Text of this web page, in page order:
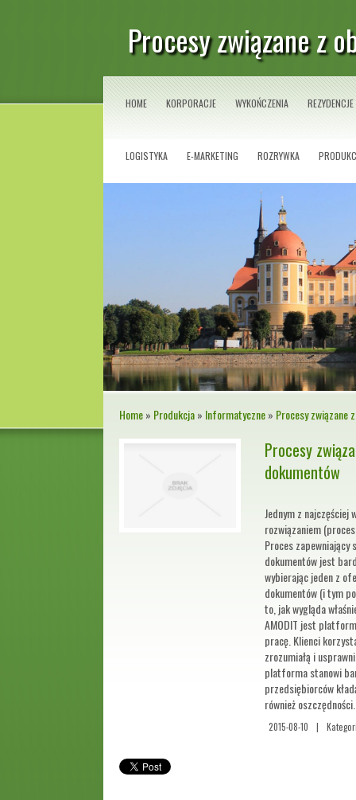
Procesy związane z
HOME KORPORACJE WYKOŃCZENIA REZYDENCJE
LOGISTYKA E-MARKETING ROZRYWKA
Home» Produkcja» Informatyczne» Procesy związane
Procesy
dokumentów
Jednym z
rozwiązaniem
Proces zapewniający
dokumentów jest
wybierając jeden z
dokumentów (i tym
to, jak wygląda
AMODIT jest
pracę. Klienci
zrozumiałą i
platforma stanowi
przedsiębiorców
również oszczędności.
2015-08-10 |